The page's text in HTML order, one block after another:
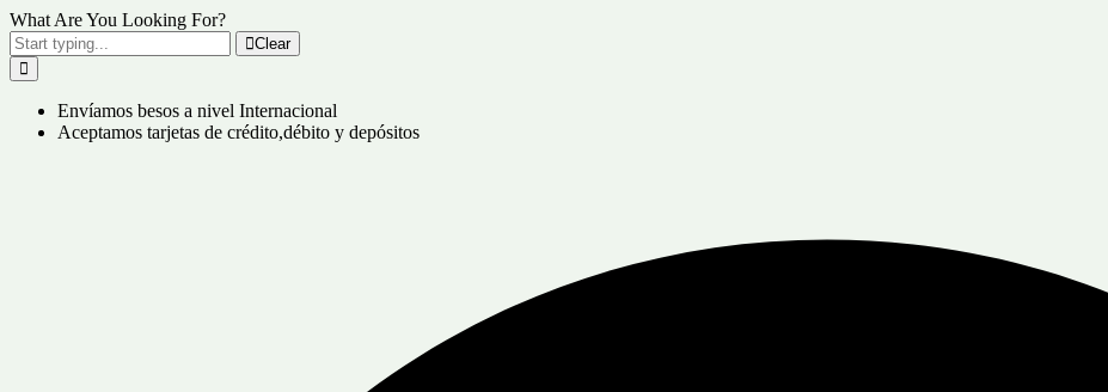
What Are You Looking For?
Clear
Envíamos besos a nivel Internacional
Aceptamos tarjetas de crédito,débito y depósitos